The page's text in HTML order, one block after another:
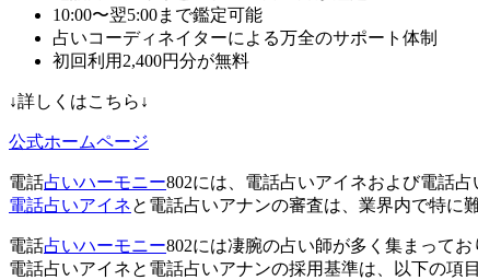
10:00〜翌5:00まで鑑定可能
占いコーディネイターによる万全のサポート体制
初回利用2,400円分が無料
↓詳しくはこちら↓
公式ホームページ
電話占いハーモニー802には、 電話占いアイネおよび電話
電話占いアイネと電話占いアナンの審査は、業界内で特に
電話占いハーモニー802には凄腕の占い師が多く集まって
電話占いアイネと電話占いアナンの採用基準は、以下の項